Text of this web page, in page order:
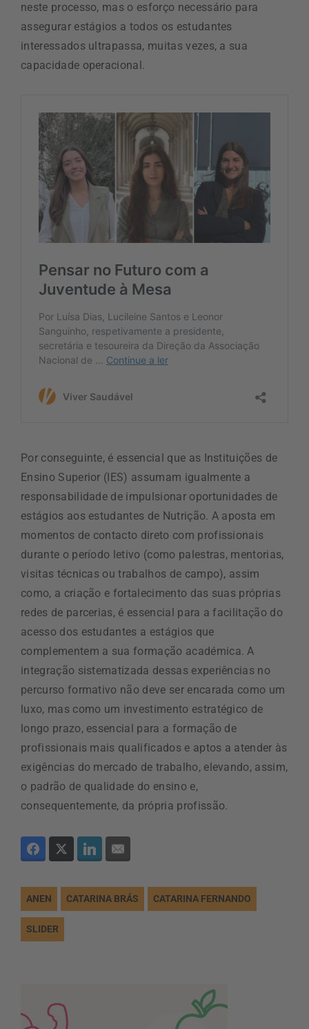
neste processo, mas o esforço necessário para
assegurar estágios a todos os estudantes
interessados ultrapassa, muitas vezes, a sua
capacidade operacional.
Por conseguinte, é essencial que as Instituições de
Ensino Superior (IES) assumam igualmente a
responsabilidade de impulsionar oportunidades de
estágios aos estudantes de Nutrição. A aposta em
momentos de contacto direto com profissionais
durante o período letivo (como palestras, mentorias,
visitas técnicas ou trabalhos de campo), assim
como, a criação e fortalecimento das suas próprias
redes de parcerias, é essencial para a facilitação do
acesso dos estudantes a estágios que
complementem a sua formação académica. A
integração sistematizada dessas experiências no
percurso formativo não deve ser encarada como um
luxo, mas como um investimento estratégico de
longo prazo, essencial para a formação de
profissionais mais qualificados e aptos a atender às
exigências do mercado de trabalho, elevando, assim,
o padrão de qualidade do ensino e,
consequentemente, da própria profissão.
ANEN CATARINA BRÁS CATARINA FERNANDO
SLIDER